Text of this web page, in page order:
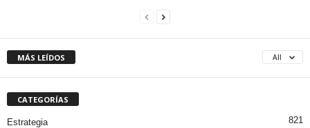
MÁS LEÍDOS All
CATEGORÍAS
Estrategia 821